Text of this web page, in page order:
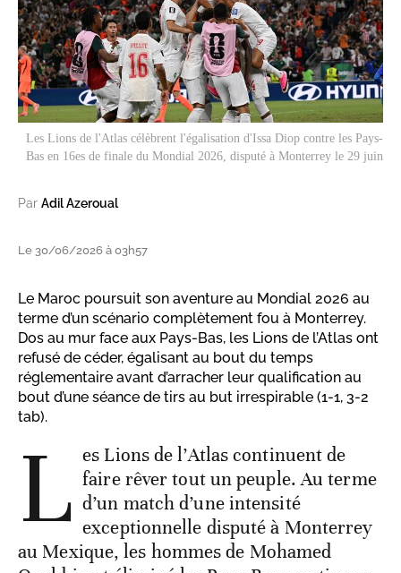
Les Lions de l'Atlas célèbrent l'égalisation d'Issa Diop contre les Pays-
Bas en 16es de finale du Mondial 2026, disputé à Monterrey le 29 juin
Par Adil Azeroual
Le 30/06/2026 à 03h57
Le Maroc poursuit son aventure au Mondial 2026 au
terme d’un scénario complètement fou à Monterrey.
Dos au mur face aux Pays-Bas, les Lions de l’Atlas ont
refusé de céder, égalisant au bout du temps
réglementaire avant d’arracher leur qualification au
bout d’une séance de tirs au but irrespirable (1-1, 3-2
tab).
L es Lions de l’Atlas continuent de
faire rêver tout un peuple. Au terme
d’un match d’une intensité
exceptionnelle disputé à Monterrey
au Mexique, les hommes de Mohamed